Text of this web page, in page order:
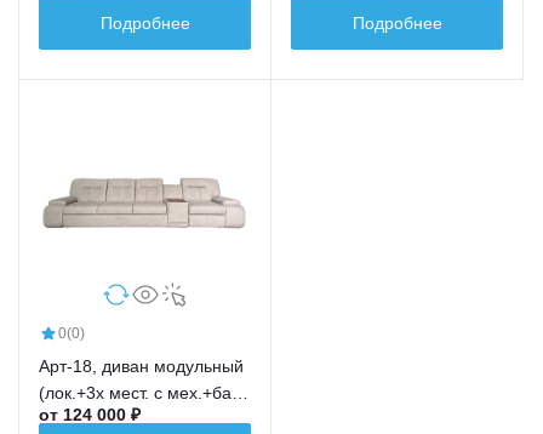
Подробнее
Подробнее
0(0)
Арт-18, диван модульный
(лок.+3х мест. с мех.+бар
новый+ср.кр.+лок.)
от 124 000 ₽